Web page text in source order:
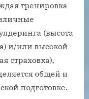
тренировка
(высота
и/или высокой
страховка),
общей и
подготовке.